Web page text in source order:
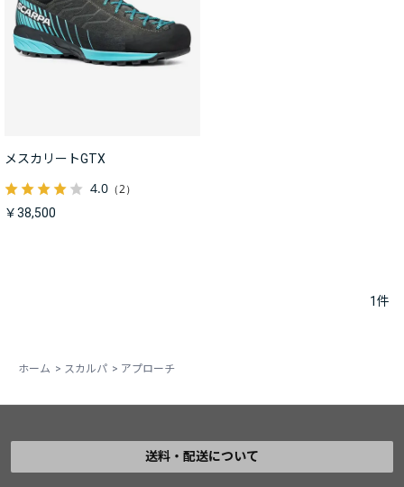
メスカリートGTX
4.0 （2）
￥38,500
1件
ホーム > スカルパ > アプローチ
送料・配送について